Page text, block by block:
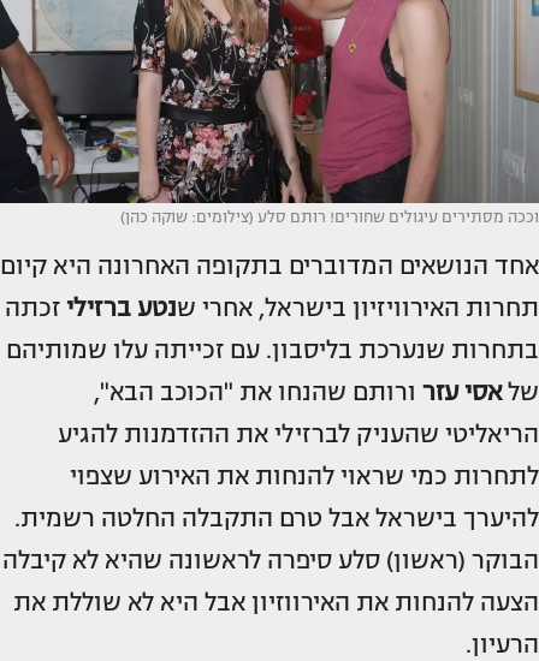
וככה מסתירים עיגולים שחורים! רותם סלע (צילומים: שוקה כהן)
אחד הנושאים המדוברים בתקופה האחרונה היא קיום
תחרות האירוויזיון בישראל, אחרי שנטע ברזילי זכתה
בתחרות שנערכת בליסבון. עם זכייתה עלו שמותיהם
שלאסי עזר ורותם שהנחו את "הכוכב הבא",
הריאליטי שהעניק לברזילי את ההזדמנות להגיע
לתחרות כמי שראוי להנחות את האירוע שצפוי
להיערך בישראל אבל טרם התקבלה החלטה רשמית.
הבוקר (ראשון) סלע סיפרה לראשונה שהיא לא קיבלה
הצעה להנחות את האירווזיון אבל היא לא שוללת את
הרעיון.